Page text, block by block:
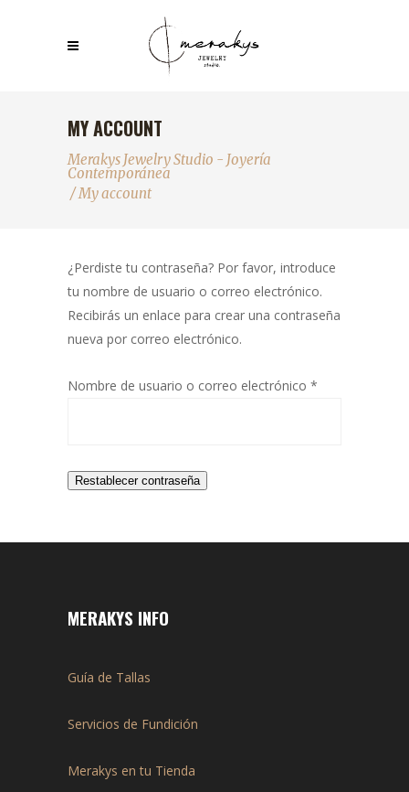
MY ACCOUNT
Merakys Jewelry Studio - Joyería
Contemporánea
/My account
¿Perdiste tu contraseña? Por favor, introduce
tu nombre de usuario o correo electrónico.
Recibirás un enlace para crear una contraseña
nueva por correo electrónico.
Nombre de usuario o correo electrónico *
Restablecer contraseña
MERAKYS INFO
Guía de Tallas
Servicios de Fundición
Merakys en tu Tienda